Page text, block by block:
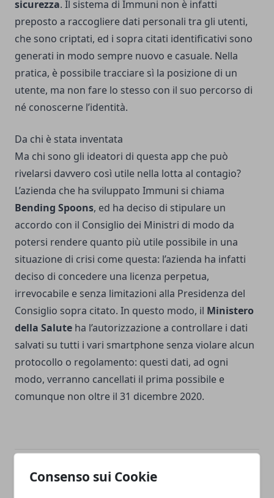
Consenso sui Cookie
sicurezza. Il sistema di Immuni non è infatti
preposto a raccogliere dati personali tra gli utenti,
che sono criptati, ed i sopra citati identificativi sono
generati in modo sempre nuovo e casuale. Nella
pratica, è possibile tracciare sì la posizione di un
utente, ma non fare lo stesso con il suo percorso di
né conoscerne l’identità.
Da chi è stata inventata
Ma chi sono gli ideatori di questa app che può
rivelarsi davvero così utile nella lotta al contagio?
L’azienda che ha sviluppato Immuni si chiama
Bending Spoons, ed ha deciso di stipulare un
accordo con il Consiglio dei Ministri di modo da
potersi rendere quanto più utile possibile in una
situazione di crisi come questa: l’azienda ha infatti
deciso di concedere una licenza perpetua,
irrevocabile e senza limitazioni alla Presidenza del
Consiglio sopra citato. In questo modo, il Ministero
della Salute ha l’autorizzazione a controllare i dati
salvati su tutti i vari smartphone senza violare alcun
protocollo o regolamento: questi dati, ad ogni
modo, verranno cancellati il prima possibile e
comunque non oltre il 31 dicembre 2020.
Facebook
TwitterWhatsapp